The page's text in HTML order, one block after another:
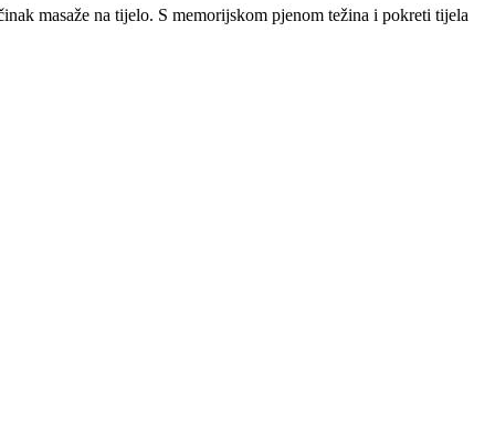
masaže na tijelo. S memorijskom pjenom težina i pokreti tijela